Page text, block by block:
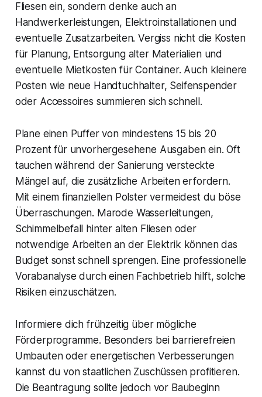
Fliesen ein, sondern denke auch an
Handwerkerleistungen, Elektroinstallationen und
eventuelle Zusatzarbeiten. Vergiss nicht die Kosten
für Planung, Entsorgung alter Materialien und
eventuelle Mietkosten für Container. Auch kleinere
Posten wie neue Handtuchhalter, Seifenspender
oder Accessoires summieren sich schnell.
Plane einen Puffer von mindestens 15 bis 20
Prozent für unvorhergesehene Ausgaben ein. Oft
tauchen während der Sanierung versteckte
Mängel auf, die zusätzliche Arbeiten erfordern.
Mit einem finanziellen Polster vermeidest du böse
Überraschungen. Marode Wasserleitungen,
Schimmelbefall hinter alten Fliesen oder
notwendige Arbeiten an der Elektrik können das
Budget sonst schnell sprengen. Eine professionelle
Vorabanalyse durch einen Fachbetrieb hilft, solche
Risiken einzuschätzen.
Informiere dich frühzeitig über mögliche
Förderprogramme. Besonders bei barrierefreien
Umbauten oder energetischen Verbesserungen
kannst du von staatlichen Zuschüssen profitieren.
Die Beantragung sollte jedoch vor Baubeginn